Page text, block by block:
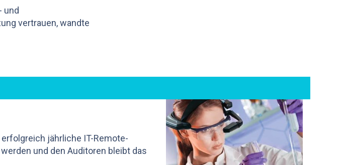
und
vertrauen, wandte
jährliche IT-Remote-
und den Auditoren bleibt das